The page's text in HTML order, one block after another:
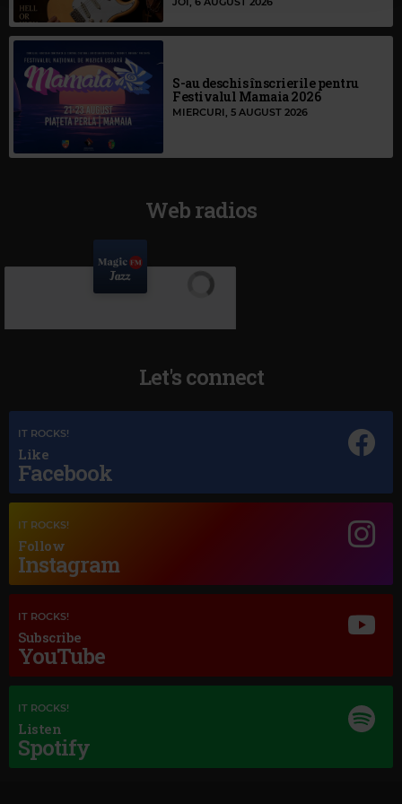
S-au deschis înscrierile pentru
Festivalul Mamaia 2026
MIERCURI, 5 AUGUST 2026
Web radios
PERRY COMO
Let's connect
IT ROCKS!
Like
Facebook
IT ROCKS!
Follow
Instagram
IT ROCKS!
Subscribe
YouTube
IT ROCKS!
Listen
Spotify